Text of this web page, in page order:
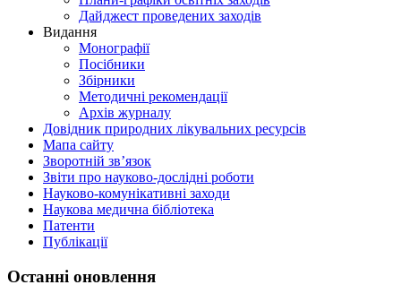
Дайджест проведених заходів
Видання
Монографії
Посібники
Збірники
Методичні рекомендації
Архів журналу
Довідник природних лікувальних ресурсів
Мапа сайту
Зворотній зв’язок
Звіти про науково-дослідні роботи
Науково-комунікативні заходи
Наукова медична бібліотека
Патенти
Публікації
Останні оновлення